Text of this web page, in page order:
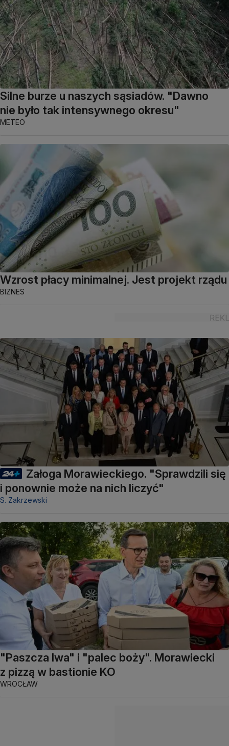
Silne burze u naszych sąsiadów. "Dawno
nie było tak intensywnego okresu"
METEO
Wzrost płacy minimalnej. Jest projekt rządu
BIZNES
Załoga Morawieckiego. "Sprawdzili się
i ponownie może na nich liczyć"
S. Zakrzewski
"Paszcza lwa" i "palec boży". Morawiecki
z pizzą w bastionie KO
WROCŁAW